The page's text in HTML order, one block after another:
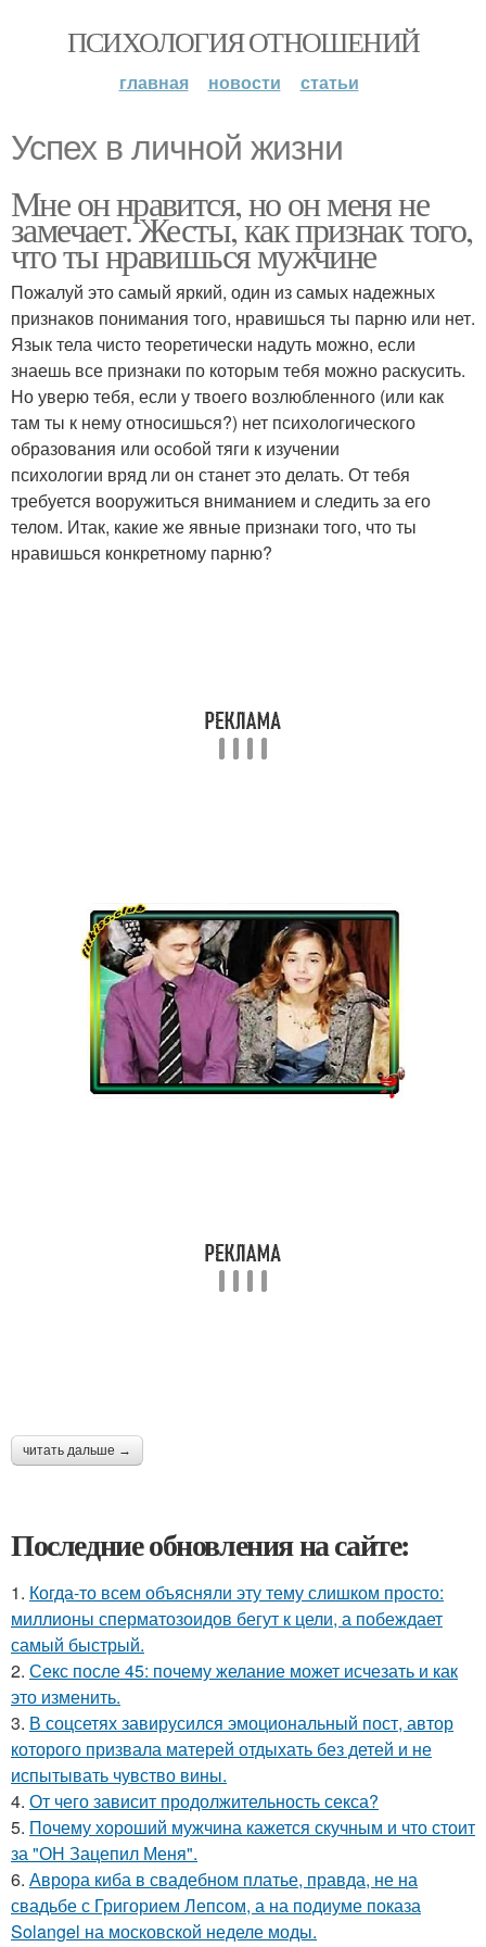
ПСИХОЛОГИЯ ОТНОШЕНИЙ
главная новости статьи
Успех в личной жизни
Мне он нравится, но он меня не
замечает. Жесты, как признак того,
что ты нравишься мужчине
Пожалуй это самый яркий, один из самых надежных
признаков понимания того, нравишься ты парню или нет.
Язык тела чисто теоретически надуть можно, если
знаешь все признаки по которым тебя можно раскусить.
Но уверю тебя, если у твоего возлюбленного (или как
там ты к нему относишься?) нет психологического
образования или особой тяги к изучении
психологии вряд ли он станет это делать. От тебя
требуется вооружиться вниманием и следить за его
телом. Итак, какие же явные признаки того, что ты
нравишься конкретному парню?
читать дальше →
Последние обновления на сайте:
1. Когда-то всем объясняли эту тему слишком просто:
миллионы сперматозоидов бегут к цели, а побеждает
самый быстрый.
2. Секс после 45: почему желание может исчезать и как
это изменить.
3. В соцсетях завирусился эмоциональный пост, автор
которого призвала матерей отдыхать без детей и не
испытывать чувство вины.
4. От чего зависит продолжительность секса?
5. Почему хороший мужчина кажется скучным и что стоит
за "ОН Зацепил Меня".
6. Аврора киба в свадебном платье, правда, не на
свадьбе с Григорием Лепсом, а на подиуме показа
Solangel на московской неделе моды.